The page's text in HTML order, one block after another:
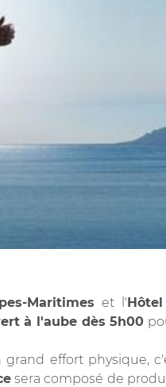
Maritimes et l'
à l'aube dès 5h00
effort physique,
sera composé de